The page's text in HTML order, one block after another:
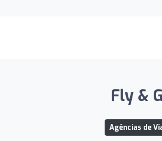
Fly &
Agências de